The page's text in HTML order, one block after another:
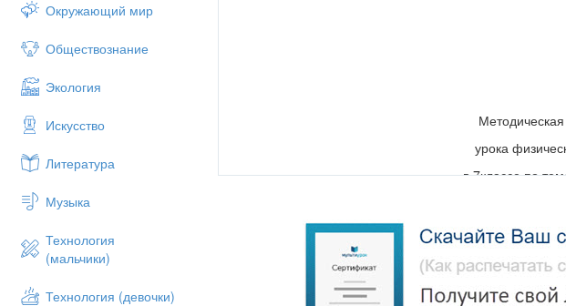
Окружающий мир
Обществознание
Экология
Искусство
Литература
Музыка
Технология
(мальчики)
Технология (девочки)
урока
в 7классе по